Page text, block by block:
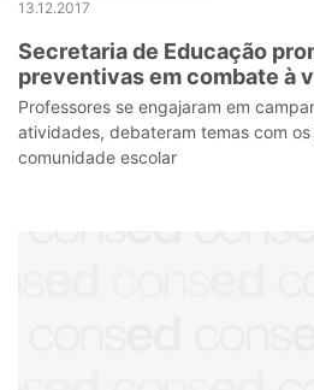
13.12.2017
Secretaria de Educação
preventivas em combate à
mulher
Professores se engajaram em
atividades, debateram temas com
comunidade escolar